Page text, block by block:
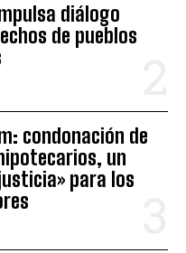
diálogo
de pueblos
condonación de
un
para los